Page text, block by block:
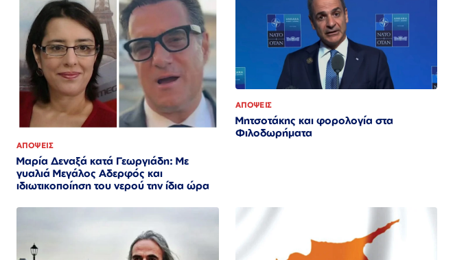
ΑΠΟΨΕΙΣ
Μαρία Δεναξά κατά Γεωργιάδη: Με
γυαλιά Μεγάλος Αδερφός και
ιδιωτικοποίηση του νερού την ίδια ώρα
ΑΠΟΨΕΙΣ
Μητσοτάκης και φορολογία στα
Φιλοδωρήματα